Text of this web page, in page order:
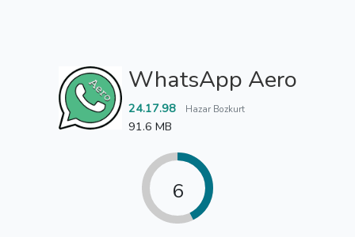
WhatsApp Aero
24.17.98 Hazar Bozkurt
91.6 MB
6